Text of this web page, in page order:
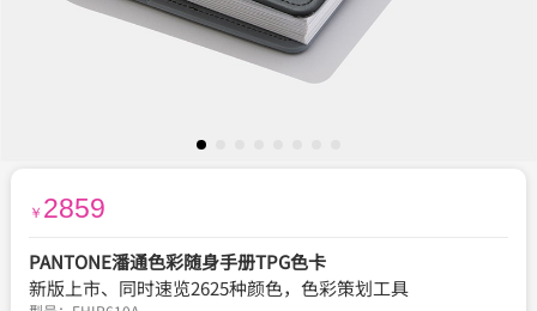
￥ 2859
PANTONE潘通色彩随身手册TPG色卡
新版上市、同时速览2625种颜色，色彩策划工具